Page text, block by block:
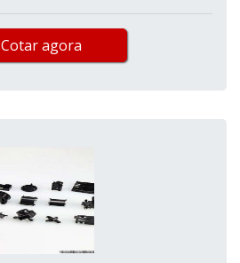
Cotar agora